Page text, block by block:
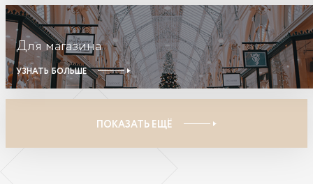
Для магазина
УЗНАТЬ БОЛЬШЕ
ПОКАЗАТЬ ЕЩЁ